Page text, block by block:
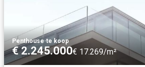
Penthouse·te koop
€ 2.245.000€ 17.269/m²